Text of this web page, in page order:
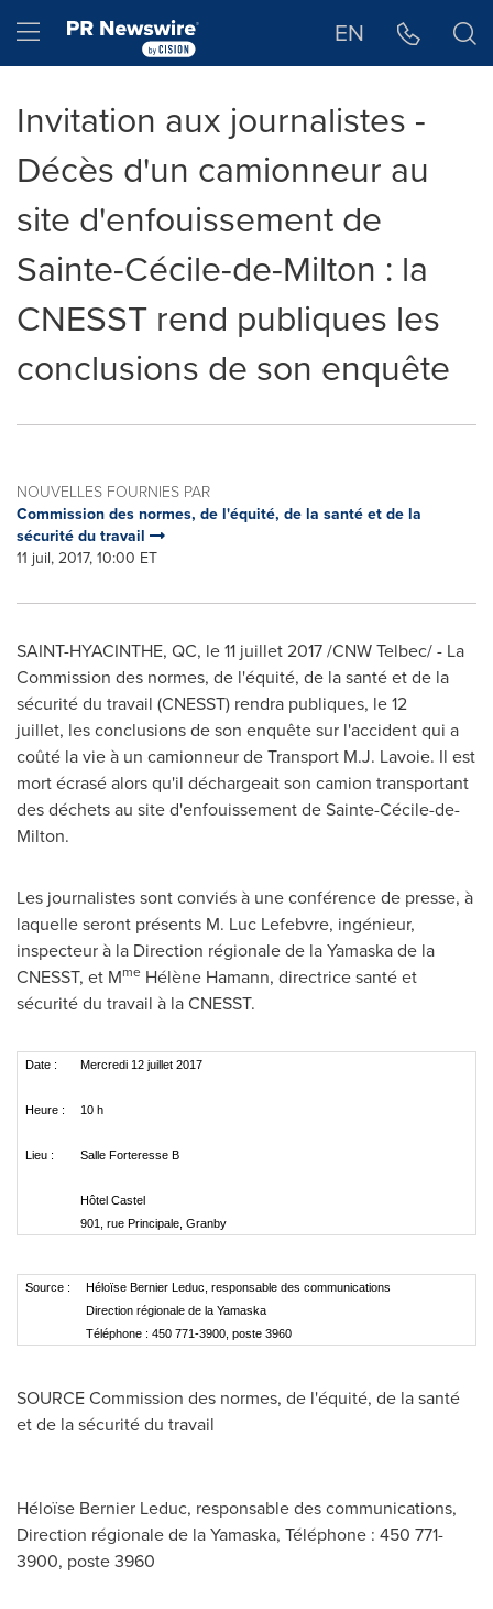
Hamburger menu EN
Invitation aux journalistes -
Décès d'un camionneur au
site d'enfouissement de
Sainte-Cécile-de-Milton : la
CNESST rend publiques les
conclusions de son enquête
NOUVELLES FOURNIES PAR
Commission des normes, de l'équité, de la santé et de la
sécurité du travail
11 juil, 2017, 10:00 ET
SAINT-HYACINTHE, QC, le 11 juillet 2017 /CNW Telbec/ - La
Commission des normes, de l'équité, de la santé et de la
sécurité du travail (CNESST) rendra publiques, le 12
juillet, les conclusions de son enquête sur l'accident qui a
coûté la vie à un camionneur de Transport M.J. Lavoie. Il est
mort écrasé alors qu'il déchargeait son camion transportant
des déchets au site d'enfouissement de Sainte-Cécile-de-
Milton.
Les journalistes sont conviés à une conférence de presse, à
laquelle seront présents M. Luc Lefebvre, ingénieur,
inspecteur à la Direction régionale de la Yamaska de la
CNESST, et Mme Hélène Hamann, directrice santé et
sécurité du travail à la CNESST.
Date : Mercredi 12 juillet 2017
Heure : 10 h
Lieu : Salle Forteresse B
Hôtel Castel
901, rue Principale, Granby
Source :
Héloïse Bernier Leduc, responsable des communications
Direction régionale de la Yamaska
Téléphone : 450 771-3900, poste 3960
SOURCE Commission des normes, de l'équité, de la santé
et de la sécurité du travail
Héloïse Bernier Leduc, responsable des communications,
Direction régionale de la Yamaska, Téléphone : 450 771-
3900, poste 3960